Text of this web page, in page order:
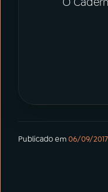
Publicado em06/09/2017